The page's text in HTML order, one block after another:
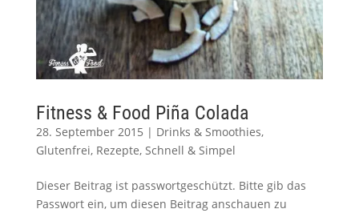
Fitness & Food Piña Colada
28. September 2015 | Drinks & Smoothies,
Glutenfrei, Rezepte, Schnell & Simpel
Dieser Beitrag ist passwortgeschützt. Bitte gib das
Passwort ein, um diesen Beitrag anschauen zu